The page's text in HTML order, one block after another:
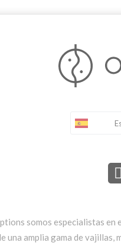
somos especialistas en
una amplia gama de